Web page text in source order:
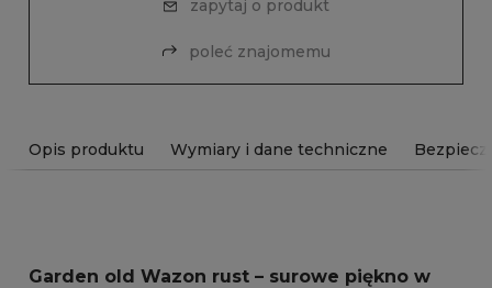
zapytaj o produkt
poleć znajomemu
Opis produktu Wymiary i dane techniczne
Garden old Wazon rust – surowe piękno w